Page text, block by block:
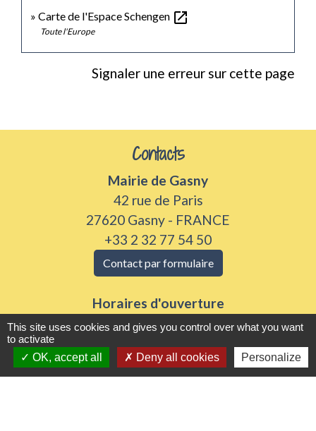
Carte de l'Espace Schengen open_in_new
Toute l'Europe
Signaler une erreur sur cette page
Contacts
Mairie de Gasny
42 rue de Paris
27620 Gasny - FRANCE
+33 2 32 77 54 50
Contact par formulaire
Horaires d'ouverture
Du lundi au vendredi de 8h30 à 12h et 13h30 à
Samedi 8h30 à 12h
This site uses cookies and gives you control over what you want
to activate
OK, accept all
Deny all cookies Personalize